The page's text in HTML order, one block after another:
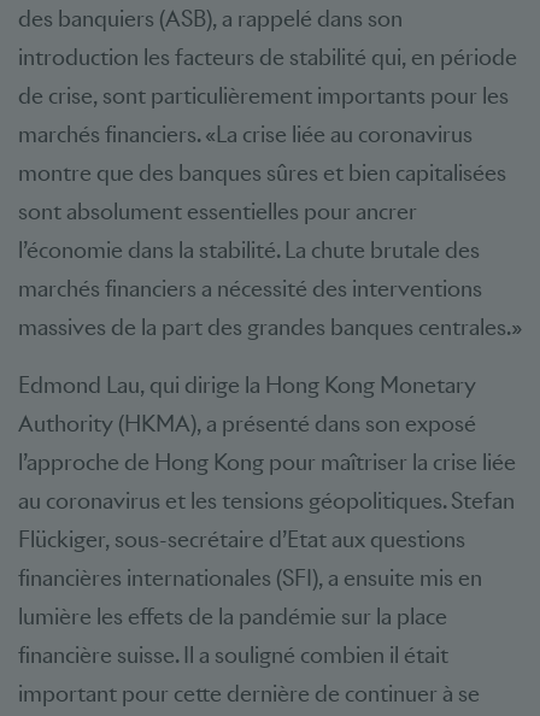
des banquiers (ASB), a rappelé dans son
introduction les facteurs de stabilité qui, en période
de crise, sont particulièrement importants pour les
marchés financiers. «La crise liée au coronavirus
montre que des banques sûres et bien capitalisées
sont absolument essentielles pour ancrer
l’économie dans la stabilité. La chute brutale des
marchés financiers a nécessité des interventions
massives de la part des grandes banques centrales.»
Edmond Lau, qui dirige la Hong Kong Monetary
Authority (HKMA), a présenté dans son exposé
l’approche de Hong Kong pour maîtriser la crise liée
au coronavirus et les tensions géopolitiques. Stefan
Flückiger, sous-secrétaire d’Etat aux questions
financières internationales (SFI), a ensuite mis en
lumière les effets de la pandémie sur la place
financière suisse. Il a souligné combien il était
important pour cette dernière de continuer à se